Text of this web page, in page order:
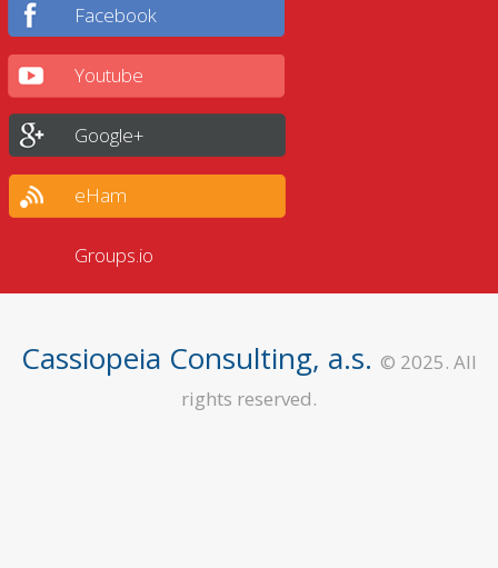
Facebook
Youtube
Google+
eHam
Groups.io
Cassiopeia Consulting, a.s. © 2025. All
rights reserved.